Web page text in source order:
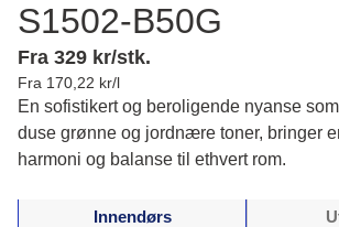
S1502-B50G
Fra 329 kr/stk.
Fra 170,22 kr/l
En sofistikert og beroligende nyanse
duse grønne og jordnære toner, bringer
harmoni og balanse til ethvert rom.
Innendørs